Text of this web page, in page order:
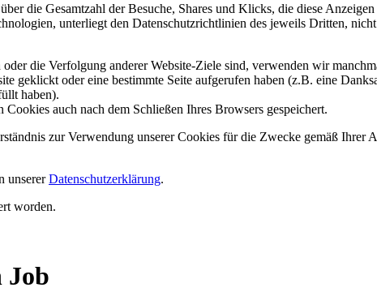
die Gesamtzahl der Besuche, Shares und Klicks, die diese
unterliegt den Datenschutzrichtlinien des jeweils Dritten, nicht
die Verfolgung anderer Website-Ziele sind, verwenden wir
geklickt oder eine bestimmte Seite aufgerufen haben (z.B. eine
haben).
auch nach dem Schließen Ihres Browsers gespeichert.
zur Verwendung unserer Cookies für die Zwecke gemäß
unsererDatenschutzerklärung.
worden.
Job